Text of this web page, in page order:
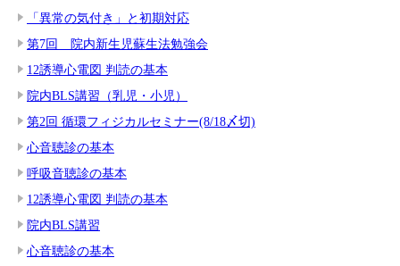
「異常の気付き」と初期対応
第7回 院内新生児蘇生法勉強会
12誘導心電図 判読の基本
院内BLS講習（乳児・小児）
第2回 循環フィジカルセミナー(8/18〆切)
心音聴診の基本
呼吸音聴診の基本
12誘導心電図 判読の基本
院内BLS講習
心音聴診の基本